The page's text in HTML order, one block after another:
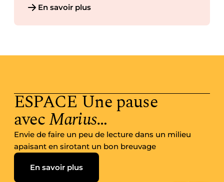
En savoir plus
ESPACE Une pause
avecMarius…
Envie de faire un peu de lecture dans un milieu
apaisant en sirotant un bon breuvage
En savoir plus